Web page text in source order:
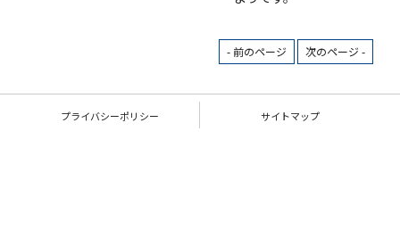
- 前のページ 次のページ -
プライバシーポリシー サイトマップ